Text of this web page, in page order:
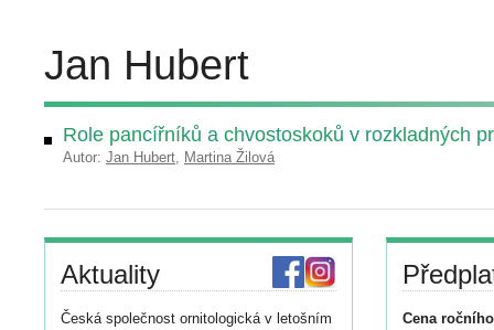
Jan Hubert
Role pancířníků a chvostoskoků v rozkladných
Autor: Jan Hubert, Martina Žilová
Aktuality
Česká společnost ornitologická v letošním
Cena